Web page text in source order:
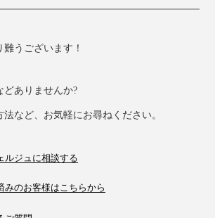
うございます！
どありませんか?
など、お気軽にお尋ねください。
ルジュに相談する
みのお客様はこちらから